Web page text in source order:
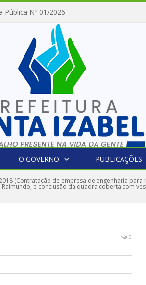
Pública Nº 01/2026
O GOVERNO PUBLICAÇÕES
2018 (Contratação de empresa de engenharia
Raimundo, e conclusão da quadra coberta com
0